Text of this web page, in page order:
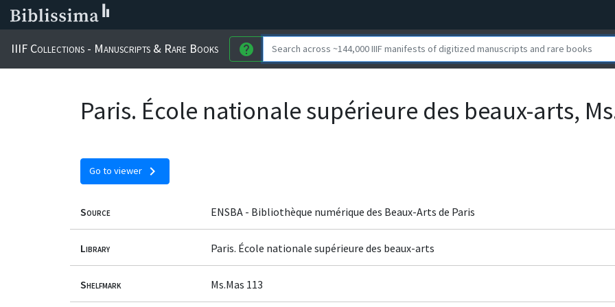
IIIF Collections - Manuscripts & Rare Books help
Paris. École nationale supérieure des beaux-arts,
Go to viewer chevron_right
Source ENSBA - Bibliothèque numérique des Beaux-Arts de Paris
Library Paris. École nationale supérieure des beaux-arts
Shelfmark Ms.Mas 113